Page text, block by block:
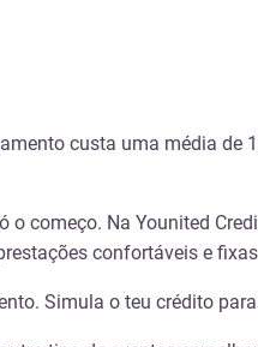
custa uma média de
começo. Na Younited
confortáveis e
Simula o teu crédito